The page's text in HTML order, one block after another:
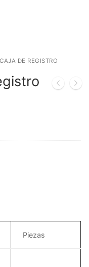
DE REGISTRO
Piezas